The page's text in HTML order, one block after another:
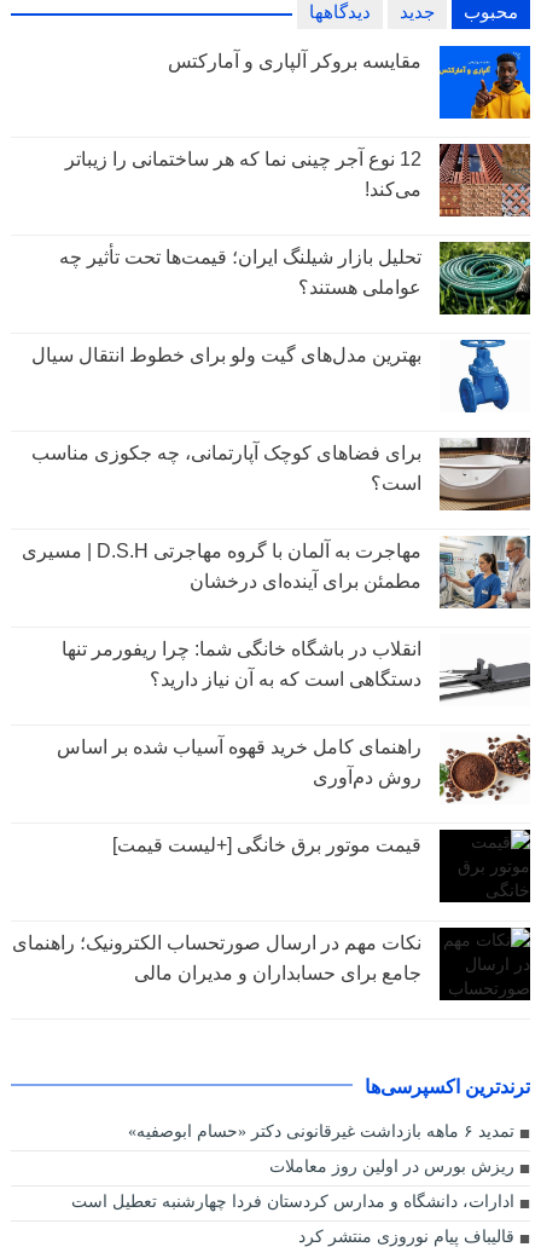
محبوب جدید دیدگاهها
مقایسه بروکر آلپاری و آمارکتس
12 نوع آجر چینی نما که هر ساختمانی را زیباتر
می‌کند!
تحلیل بازار شیلنگ ایران؛ قیمت‌ها تحت تأثیر چه
عواملی هستند؟
بهترین مدل‌های گیت ولو برای خطوط انتقال سیال
برای فضاهای کوچک آپارتمانی، چه جکوزی مناسب
است؟
مهاجرت به آلمان با گروه مهاجرتی D.S.H | مسیری
مطمئن برای آینده‌ای درخشان
انقلاب در باشگاه خانگی شما: چرا ریفورمر تنها
دستگاهی است که به آن نیاز دارید؟
راهنمای کامل خرید قهوه آسیاب شده بر اساس
روش دم‌آوری
قیمت موتور برق خانگی [+لیست قیمت]
نکات مهم در ارسال صورتحساب الکترونیک؛ راهنمای
جامع برای حسابداران و مدیران مالی
ترندترین اکسپرسی‌ها
تمدید ۶ ماهه بازداشت غیرقانونی دکتر «حسام ابوصفیه»
ریزش بورس در اولین روز معاملات
ادارات، دانشگاه و مدارس کردستان فردا چهارشنبه تعطیل است
قالیباف پیام نوروزی منتشر کرد